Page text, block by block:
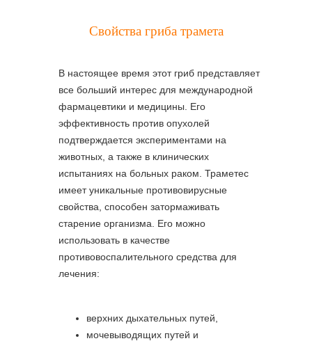
Свойства гриба трамета
В настоящее время этот гриб представляет
все больший интерес для международной
фармацевтики и медицины. Его
эффективность против опухолей
подтверждается экспериментами на
животных, а также в клинических
испытаниях на больных раком. Траметес
имеет уникальные противовирусные
свойства, способен затормаживать
старение организма. Его можно
использовать в качестве
противовоспалительного средства для
лечения:
верхних дыхательных путей,
мочевыводящих путей и